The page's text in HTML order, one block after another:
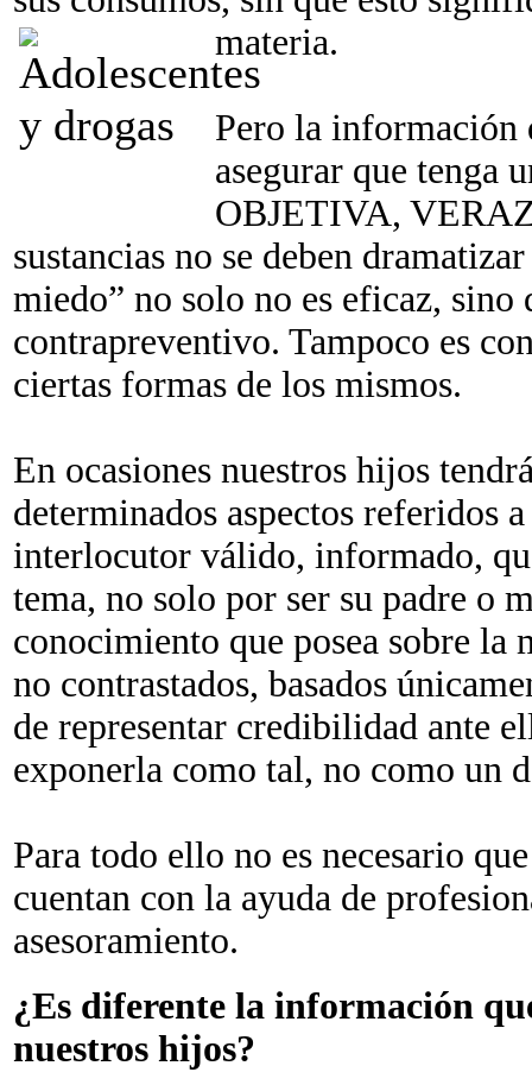
materia.
Pero la información
asegurar que tenga
OBJETIVA,
sustancias no se deben
miedo” no solo no es eficaz, sino
contrapreventivo. Tampoco es
ciertas formas de los mismos.
En ocasiones nuestros hijos
determinados aspectos referidos
interlocutor válido, informado,
tema, no solo por ser su padre o
conocimiento que posea sobre la
no contrastados, basados
de representar credibilidad ante
exponerla como tal, no como un
Para todo ello no es necesario
cuentan con la ayuda de
asesoramiento.
¿Es diferente la información
nuestros hijos?